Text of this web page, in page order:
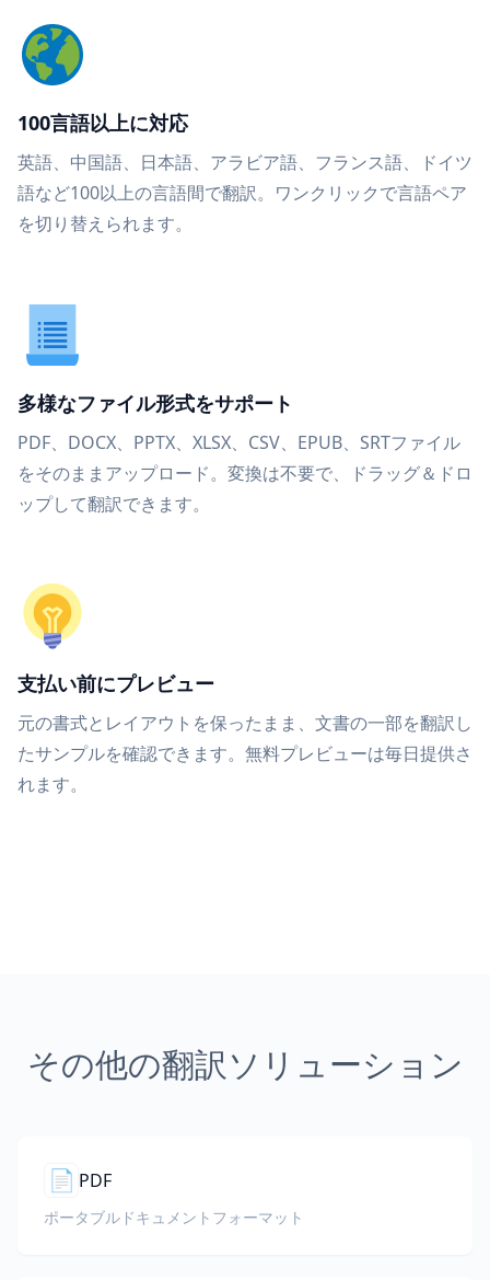
100言語以上に対応
英語、中国語、日本語、アラビア語、フランス語、ドイツ
語など100以上の言語間で翻訳。ワンクリックで言語ペア
を切り替えられます。
多様なファイル形式をサポート
PDF、DOCX、PPTX、XLSX、CSV、EPUB、SRTファイル
をそのままアップロード。変換は不要で、ドラッグ＆ドロ
ップして翻訳できます。
支払い前にプレビュー
元の書式とレイアウトを保ったまま、文書の一部を翻訳し
たサンプルを確認できます。無料プレビューは毎日提供さ
れます。
その他の翻訳ソリューション
📄 PDF
ポータブルドキュメントフォーマット